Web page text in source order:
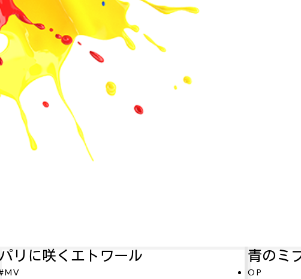
青のミブロ—芹沢暗殺編— ア